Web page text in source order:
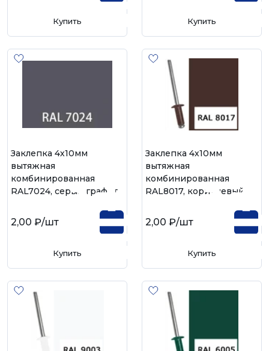
Купить Купить
Заклепка 4х10мм
вытяжная
комбинированная
RAL7024, серый графит
2,00 ₽/шт
Купить
Заклепка 4х10мм
вытяжная
комбинированная
RAL8017, коричневый
2,00 ₽/шт
Купить